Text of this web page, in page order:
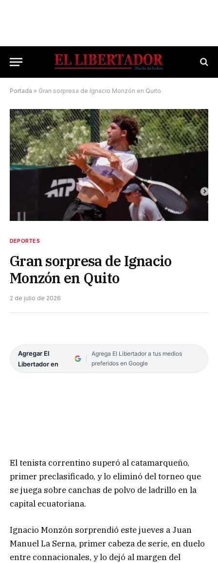
Portada » Gran sorpresa de Ignacio Monzón en Quito
DEPORTES
Gran sorpresa de Ignacio
Monzón en Quito
2 de julio de 2026
Agregar El
Libertador en
Agrega El Libertador a tus medios
preferidos en Google
El tenista correntino superó al catamarqueño,
primer preclasificado, y lo eliminó del torneo que
se juega sobre canchas de polvo de ladrillo en la
capital ecuatoriana.
Ignacio Monzón sorprendió este jueves a Juan
Manuel La Serna, primer cabeza de serie, en duelo
entre connacionales, y lo dejó al margen del